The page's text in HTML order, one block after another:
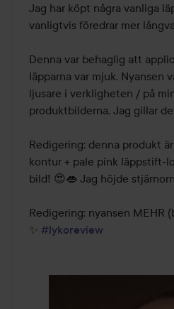
5
Jag har köpt några vanliga
vanligtvis föredrar mer
Denna var behaglig att
läpparna var mjuk. Nyansen
ljusare i verkligheten / på
produktbilderna. Jag gillar
Redigering: denna produkt
kontur + pale pink läppstift-
bild! 😍👄 Jag höjde
Redigering: nyansen MEHR
✨ #lykoreview